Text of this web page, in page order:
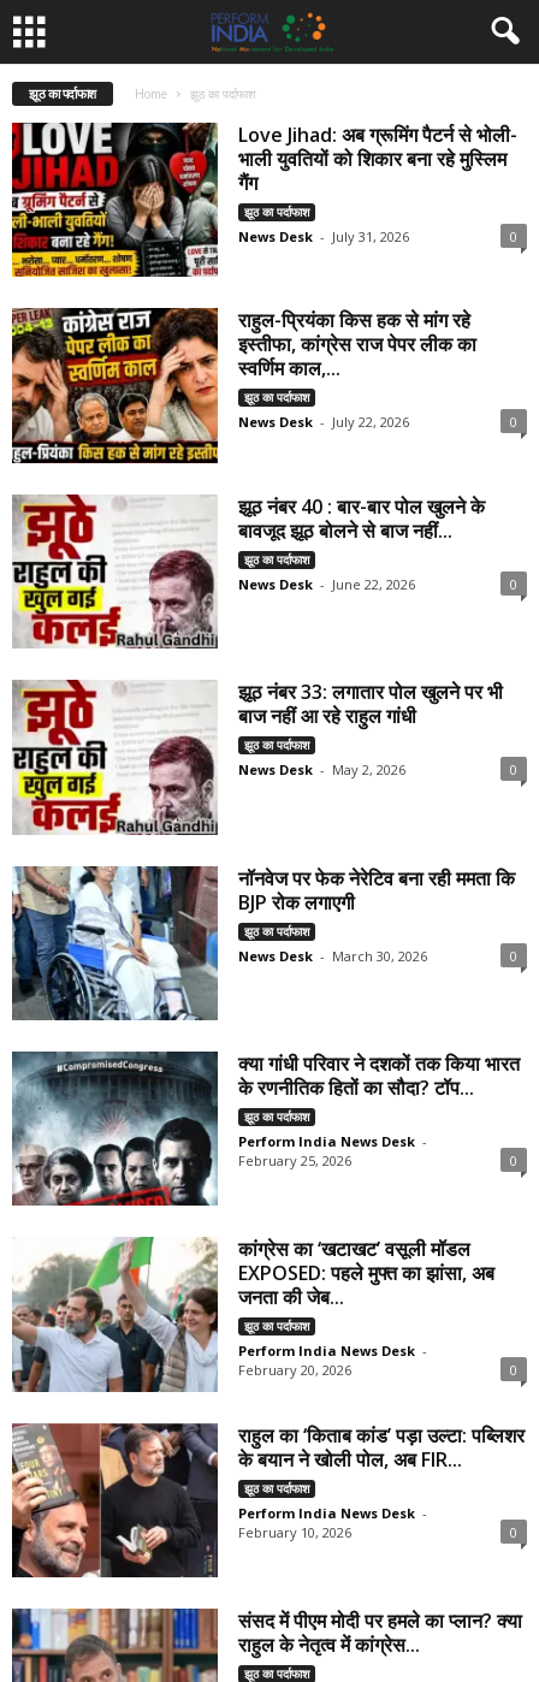
झूठ का पर्दाफाश Home झूठ का पर्दाफाश
Love Jihad: अब ग्रूमिंग पैटर्न से भोली-
भाली युवतियों को शिकार बना रहे मुस्लिम
गैंग
झूठ का पर्दाफाश
News Desk - July 31, 2026 0
राहुल-प्रियंका किस हक से मांग रहे
इस्तीफा, कांग्रेस राज पेपर लीक का
स्वर्णिम काल,...
झूठ का पर्दाफाश
News Desk - July 22, 2026 0
झूठ नंबर 40 : बार-बार पोल खुलने के
बावजूद झूठ बोलने से बाज नहीं...
झूठ का पर्दाफाश
News Desk - June 22, 2026 0
झूठ नंबर 33: लगातार पोल खुलने पर भी
बाज नहीं आ रहे राहुल गांधी
झूठ का पर्दाफाश
News Desk - May 2, 2026 0
नॉनवेज पर फेक नेरेटिव बना रही ममता कि
BJP रोक लगाएगी
झूठ का पर्दाफाश
News Desk - March 30, 2026 0
क्या गांधी परिवार ने दशकों तक किया भारत
के रणनीतिक हितों का सौदा? टॉप...
झूठ का पर्दाफाश
Perform India News Desk -
February 25, 2026
0
कांग्रेस का ‘खटाखट’ वसूली मॉडल
EXPOSED: पहले मुफ्त का झांसा, अब
जनता की जेब...
झूठ का पर्दाफाश
Perform India News Desk -
February 20, 2026
0
राहुल का ‘किताब कांड’ पड़ा उल्टा: पब्लिशर
के बयान ने खोली पोल, अब FIR...
झूठ का पर्दाफाश
Perform India News Desk -
February 10, 2026
0
संसद में पीएम मोदी पर हमले का प्लान? क्या
राहुल के नेतृत्व में कांग्रेस...
झूठ का पर्दाफाश